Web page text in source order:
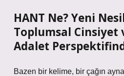
HANT Ne? Yeni
Toplumsal Cinsiyet
Adalet
Bazen bir kelime, bir çağın